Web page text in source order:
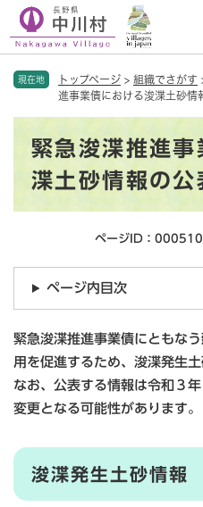
現在地 トップページ > 組織でさがす
進事業債における浚渫土砂情
緊急浚渫推進事
渫土砂情報の公
ページID：
ページ内目次
緊急浚渫推進事業債にともな
用を促進するため、浚渫発生土
なお、公表する情報は令和３
変更となる可能性があります。
浚渫発生土砂情報